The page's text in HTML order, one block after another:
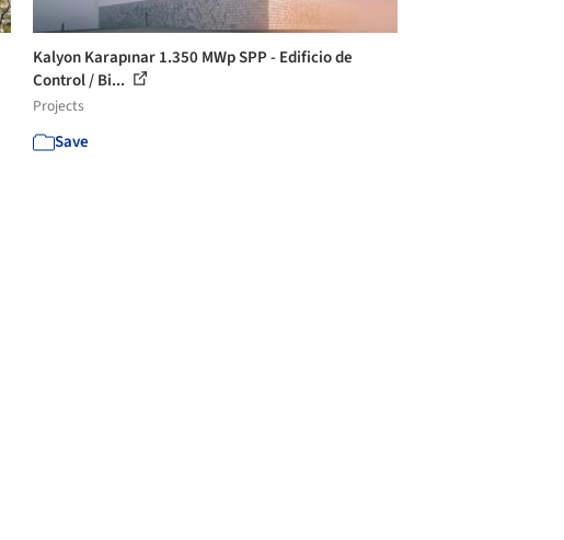
Kalyon Karapınar 1.350 MWp SPP - Edificio de
Control / Bi...
Projects
Save